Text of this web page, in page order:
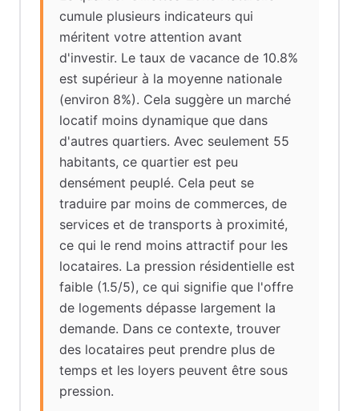
cumule plusieurs indicateurs qui
méritent votre attention avant
d'investir. Le taux de vacance de 10.8%
est supérieur à la moyenne nationale
(environ 8%). Cela suggère un marché
locatif moins dynamique que dans
d'autres quartiers. Avec seulement 55
habitants, ce quartier est peu
densément peuplé. Cela peut se
traduire par moins de commerces, de
services et de transports à proximité,
ce qui le rend moins attractif pour les
locataires. La pression résidentielle est
faible (1.5/5), ce qui signifie que l'offre
de logements dépasse largement la
demande. Dans ce contexte, trouver
des locataires peut prendre plus de
temps et les loyers peuvent être sous
pression.